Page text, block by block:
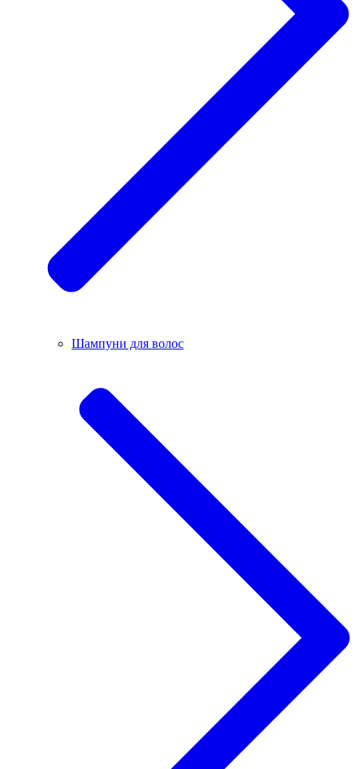
Шампуни для волос